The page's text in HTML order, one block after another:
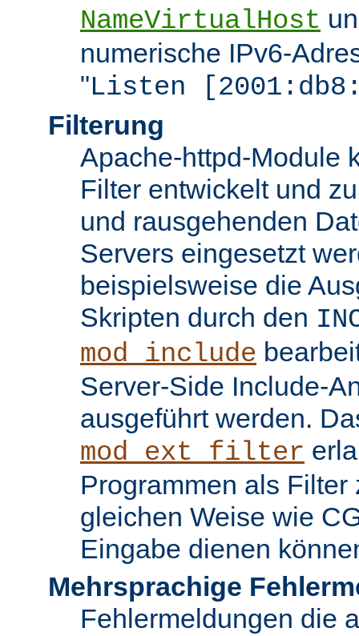
NameVirtualHost
numerische IPv6-
"Listen
Filterung
Apache-httpd-Module
Filter entwickelt und
und rausgehenden
Servers eingesetzt
beispielsweise die
Skripten durch den
mod_include
Server-Side Include-
ausgeführt werden.
mod_ext_filter
Programmen als Filter
gleichen Weise wie
Eingabe dienen
Mehrsprachige
Fehlermeldungen die